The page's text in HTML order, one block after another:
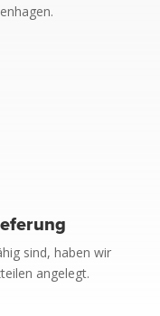
sind, haben wir
angelegt.